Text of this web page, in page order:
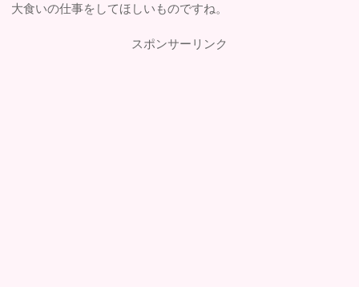
大食いの仕事をしてほしいものですね。
スポンサーリンク